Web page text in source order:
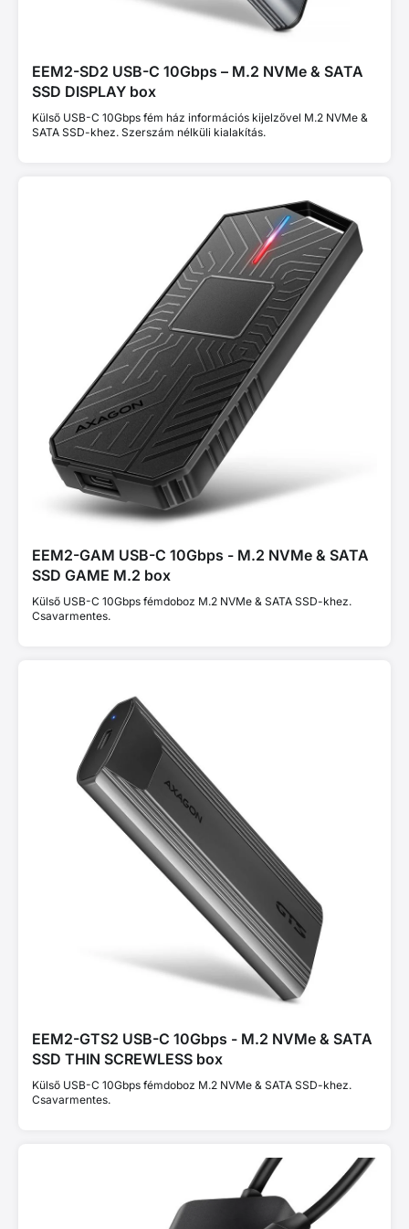
EEM2-SD2 USB-C 10Gbps – M.2 NVMe & SATA
SSD DISPLAY box
Külső USB-C 10Gbps fém ház információs kijelzővel M.2 NVMe &
SATA SSD-khez. Szerszám nélküli kialakítás.
EEM2-GAM USB-C 10Gbps - M.2 NVMe & SATA
SSD GAME M.2 box
Külső USB-C 10Gbps fémdoboz M.2 NVMe & SATA SSD-khez.
Csavarmentes.
EEM2-GTS2 USB-C 10Gbps - M.2 NVMe & SATA
SSD THIN SCREWLESS box
Külső USB-C 10Gbps fémdoboz M.2 NVMe & SATA SSD-khez.
Csavarmentes.